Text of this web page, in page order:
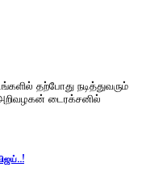
தற்போது நடித்துவரும்
அறிவழகன் டைரக்சனில்